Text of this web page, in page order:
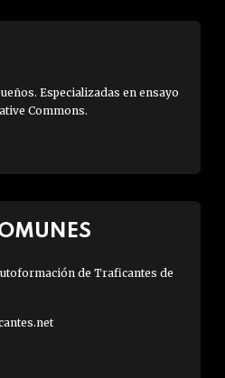
Especializadas en ensayo
Commons.
de Traficantes de